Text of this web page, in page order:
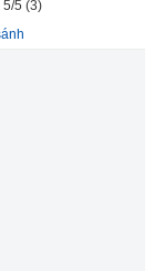
Đánh giá 5/5 (3)